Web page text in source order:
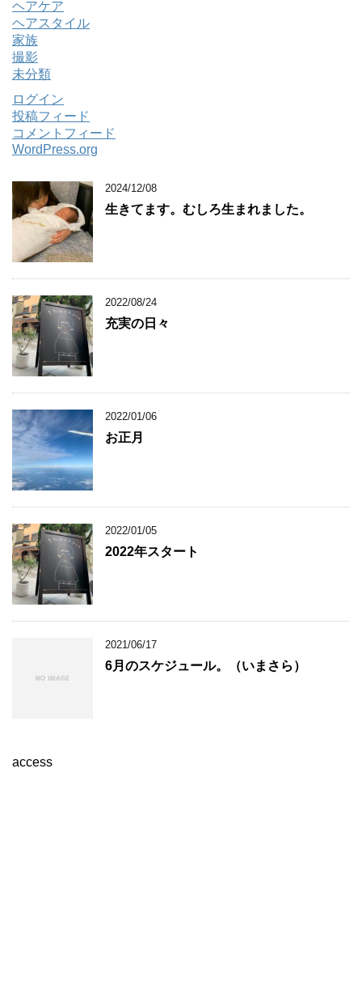
ヘアケア
ヘアスタイル
家族
撮影
未分類
ログイン
投稿フィード
コメントフィード
WordPress.org
2024/12/08
生きてます。むしろ生まれました。
2022/08/24
充実の日々
2022/01/06
お正月
2022/01/05
2022年スタート
2021/06/17
6月のスケジュール。（いまさら）
access